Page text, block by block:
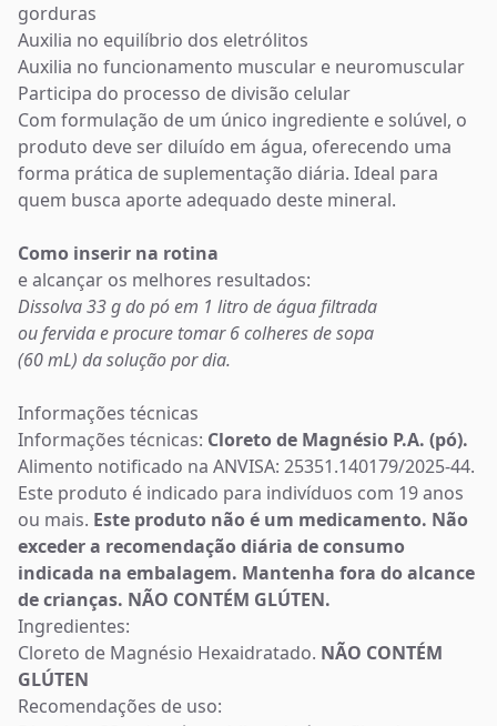
gorduras
Auxilia no equilíbrio dos eletrólitos
Auxilia no funcionamento muscular e neuromuscular
Participa do processo de divisão celular
Com formulação de um único ingrediente e solúvel, o
produto deve ser diluído em água, oferecendo uma
forma prática de suplementação diária. Ideal para
quem busca aporte adequado deste mineral.
Como inserir na rotina
e alcançar os melhores resultados:
Dissolva 33 g do pó em 1 litro de água filtrada
ou fervida e procure tomar 6 colheres de sopa
(60 mL) da solução por dia.
Informações técnicas
Informações técnicas: Cloreto de Magnésio P.A. (pó).
Alimento notificado na ANVISA: 25351.140179/2025-44.
Este produto é indicado para indivíduos com 19 anos
ou mais. Este produto não é um medicamento. Não
exceder a recomendação diária de consumo
indicada na embalagem. Mantenha fora do alcance
de crianças. NÃO CONTÉM GLÚTEN.
Ingredientes:
Cloreto de Magnésio Hexaidratado. NÃO CONTÉM
GLÚTEN
Recomendações de uso: